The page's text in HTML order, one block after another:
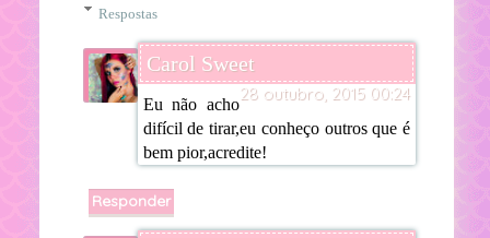
Respostas
Carol Sweet
28 outubro, 2015 00:24
Eu não acho
difícil de tirar,eu conheço outros que é
bem pior,acredite!
Responder